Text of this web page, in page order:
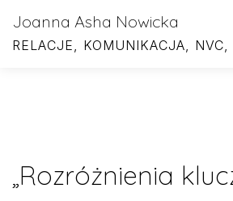
content
Joanna Asha Nowicka
RELACJE, KOMUNIKACJA, NVC,
„Rozróżnienia